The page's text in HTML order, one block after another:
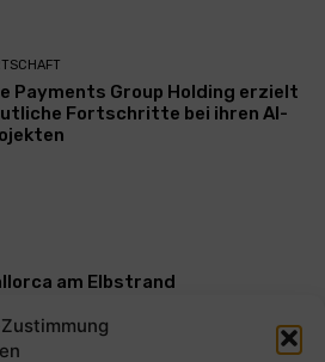
Payments Group Holding erzielt
Fortschritte bei ihren AI-
am Elbstrand